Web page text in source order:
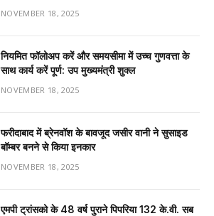
NOVEMBER 18, 2025
नियमित फॉलोअप करें और समयसीमा में उच्च गुणवत्ता के
साथ कार्य करें पूर्ण: उप मुख्यमंत्री शुक्ल
NOVEMBER 18, 2025
फरीदाबाद में ब्रेनवॉश के बावजूद जसीर वानी ने सुसाइड
बॉम्बर बनने से किया इनकार
NOVEMBER 18, 2025
एमपी ट्रांसको के 48 वर्ष पुराने पिपरिया 132 के.वी. सब